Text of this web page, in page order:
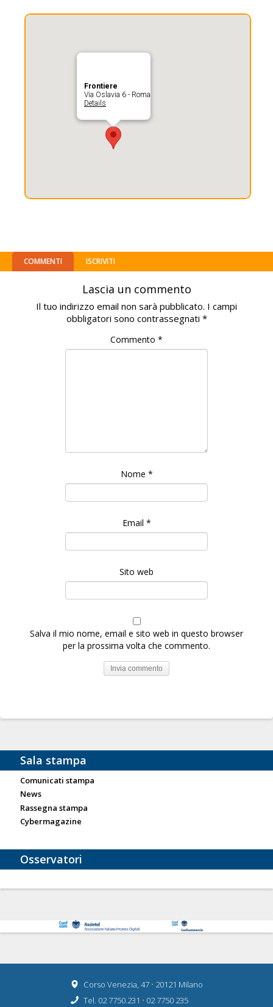
Frontiere
Via Oslavia 6 - Roma
Details
COMMENTI ISCRIVITI
Lascia un commento
Il tuo indirizzo email non sarà pubblicato. I campi
obbligatori sono contrassegnati *
Commento *
Nome *
Email *
Sito web
Salva il mio nome, email e sito web in questo browser
per la prossima volta che commento.
Sala stampa
Comunicati stampa
News
Rassegna stampa
Cybermagazine
Osservatori
Corso Venezia, 47 • 20121 Milano
Tel. 02 7750.231 • 02 7750 235